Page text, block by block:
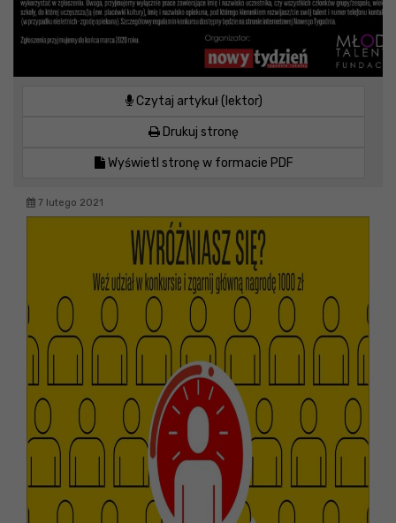
Czytaj artykuł (lektor)
Drukuj stronę
Wyświetl stronę w formacie PDF
7 lutego 2021